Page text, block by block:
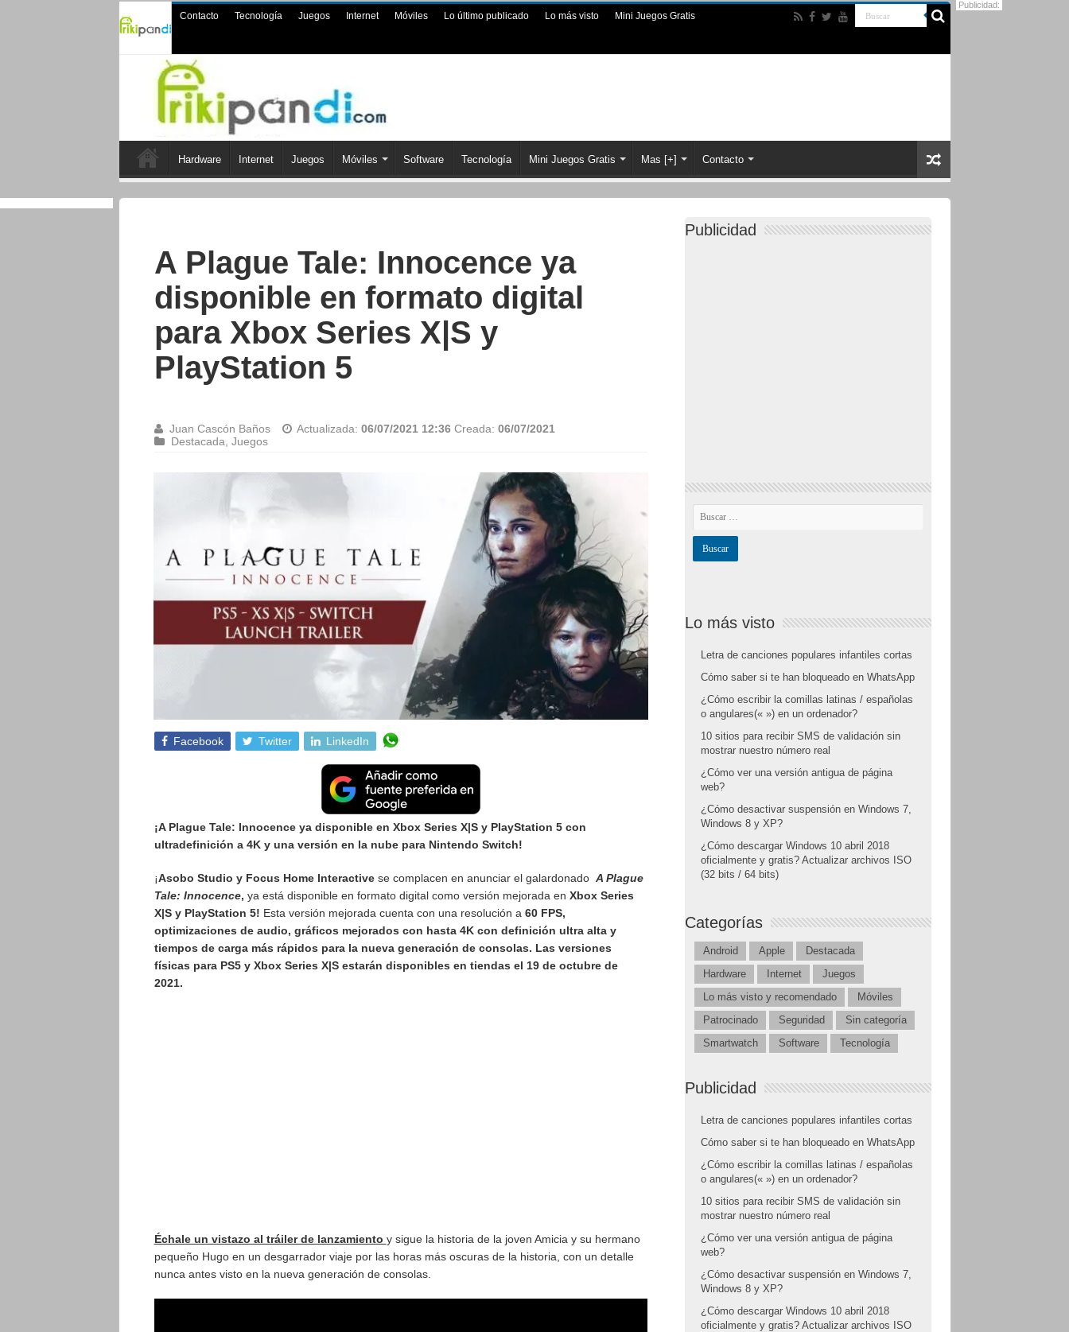
Contacto Tecnología Juegos Internet Móviles Lo último publicado Lo más visto Mini Juegos Gratis
Hardware Internet Juegos Móviles Software Tecnología Mini Juegos Gratis Mas [+] Contacto
A Plague Tale: Innocence ya
disponible en formato digital
para Xbox Series X|S y
PlayStation 5
Juan Cascón Baños Actualizada: 06/07/2021 12:36 Creada: 06/07/2021
Destacada Juegos
Facebook Twitter LinkedIn
¡A Plague Tale: Innocence ya disponible en Xbox Series X|S y PlayStation 5 con
ultradefinición a 4K y una versión en la nube para Nintendo Switch!
¡Asobo Studio y Focus Home Interactivese complacen en anunciar el galardonado A Plague
Tale: Innocence, ya está disponible en formato digital como versión mejorada en Xbox Series
X|S y PlayStation 5! Esta versión mejorada cuenta con una resolución a 60 FPS,
optimizaciones de audio, gráficos mejorados con hasta 4K con definición ultra alta y
tiempos de carga más rápidos para la nueva generación de consolas. Las versiones
físicas para PS5 y Xbox Series X|S estarán disponibles en tiendas el 19 de octubre de
2021.
Échale un vistazo al tráiler de lanzamiento y sigue la historia de la joven Amicia y su hermano
pequeño Hugo en un desgarrador viaje por las horas más oscuras de la historia, con un detalle
nunca antes visto en la nueva generación de consolas.
Publicidad
Lo más visto
Letra de canciones populares infantiles cortas
Cómo saber si te han bloqueado en WhatsApp
¿Cómo escribir la comillas latinas / españolas
o angulares(« ») en un ordenador?
10 sitios para recibir SMS de validación sin
mostrar nuestro número real
¿Cómo ver una versión antigua de página
web?
¿Cómo desactivar suspensión en Windows 7,
Windows 8 y XP?
¿Cómo descargar Windows 10 abril 2018
oficialmente y gratis? Actualizar archivos ISO
(32 bits / 64 bits)
Categorías
Android Apple
Destacada
Hardware
Internet
Juegos
Lo más visto y recomendado
Móviles
Patrocinado
Seguridad
Sin categoría
Smartwatch
Software Tecnología
Publicidad
Letra de canciones populares infantiles cortas
Cómo saber si te han bloqueado en WhatsApp
¿Cómo escribir la comillas latinas / españolas
o angulares(« ») en un ordenador?
10 sitios para recibir SMS de validación sin
mostrar nuestro número real
¿Cómo ver una versión antigua de página
web?
¿Cómo desactivar suspensión en Windows 7,
Windows 8 y XP?
¿Cómo descargar Windows 10 abril 2018
oficialmente y gratis? Actualizar archivos ISO
Publicidad: